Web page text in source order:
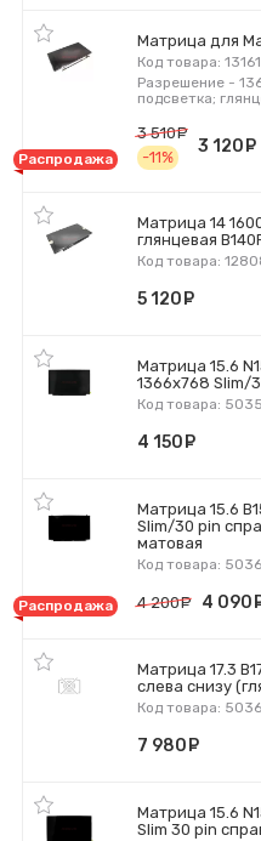
Матрица для
Код товара: 13161
Разрешение -
подсветка;
Распродажа
3 510
-11%
3 120
Матрица 14
глянцевая
Код товара:
5 120
Матрица 15.6
1366x768 Slim/
Код товара:
4 150
Матрица 15.6
Slim/30 pin
матовая
Код товара:
Распродажа 4 200 4 090
Матрица 17.3
слева снизу
Код товара:
7 980
Матрица 15.6
Slim 30 pin